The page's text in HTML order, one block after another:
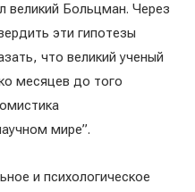
великий Больцман. Через
эти гипотезы
что великий ученый
месяцев до того
мире”.
и психологическое